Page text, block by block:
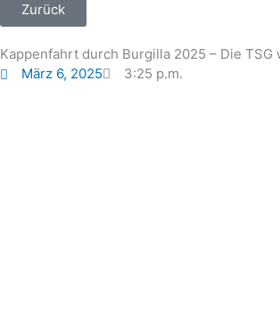
Zurück
Kappenfahrt durch Burgilla 2025 – Die TSG
März 6, 2025
3:25 p.m.